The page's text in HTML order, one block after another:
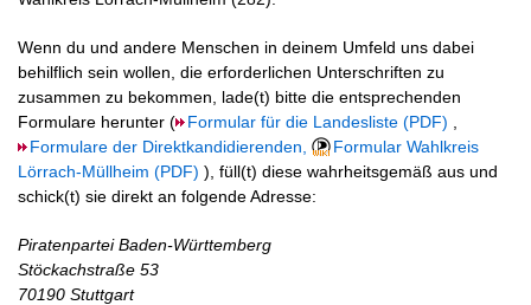
Wenn du und andere Menschen in deinem Umfeld uns dabei
behilflich sein wollen, die erforderlichen Unterschriften zu
zusammen zu bekommen, lade(t) bitte die entsprechenden
Formulare herunter (
Formular für die Landesliste
Formulare der Direktkandidierenden,
Formular Wahlkreis
Lörrach-Müllheim
), füll(t) diese wahrheitsgemäß aus und
schick(t) sie direkt an folgende Adresse:
Piratenpartei Baden-Württemberg
Stöckachstraße 53
70190 Stuttgart